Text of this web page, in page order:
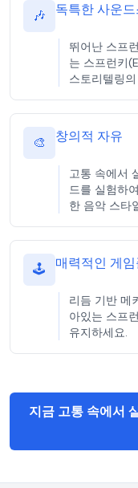
🎶 독특한 사운
뛰어난 스프
는 스프런키
스토리텔링
🎨 창의적 자유
고통 속에서
드를 실험하
한 음악 스타
🕹️ 매력적인 게
리듬 기반 메
아있는 스프
유지하세요.
지금 고통 속에서